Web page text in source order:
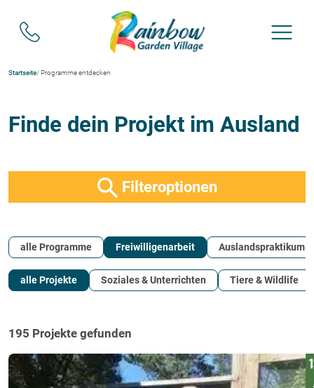
Startseite/ Programme entdecken
Finde dein Projekt im Ausland
Filteroptionen
alle Programme Freiwilligenarbeit Auslandspraktikum
alle Projekte Soziales & Unterrichten Tiere & Wildlife
195 Projekte gefunden